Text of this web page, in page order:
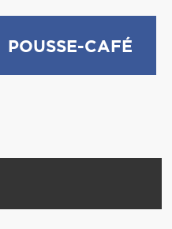
POUSSE-CAFÉ